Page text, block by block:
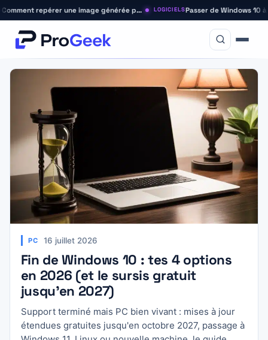
Comment repérer une image générée par IA (guide 2026) LOGICIELS
PC 16 juillet 2026
Fin de Windows 10 : tes 4 options
en 2026 (et le sursis gratuit
jusqu’en 2027)
Support terminé mais PC bien vivant : mises à jour
étendues gratuites jusqu'en octobre 2027, passage à